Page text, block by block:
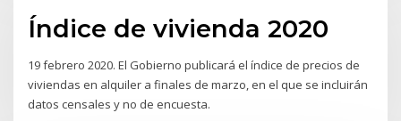
Índice de vivienda 2020
19 febrero 2020. El Gobierno publicará el índice de precios de
viviendas en alquiler a finales de marzo, en el que se incluirán
datos censales y no de encuesta.